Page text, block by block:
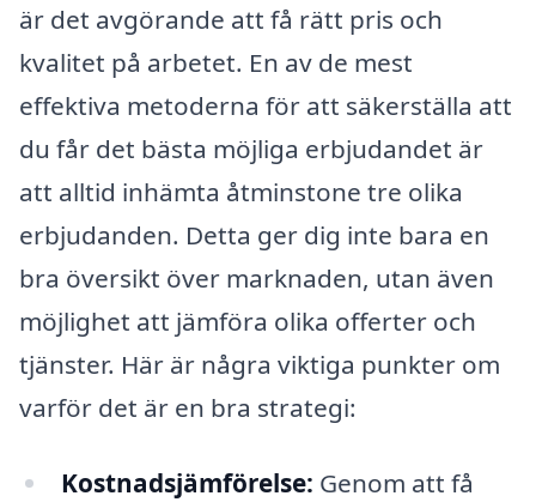
är det avgörande att få rätt pris och
kvalitet på arbetet. En av de mest
effektiva metoderna för att säkerställa att
du får det bästa möjliga erbjudandet är
att alltid in­hämta åtminstone tre olika
erbjudanden. Detta ger dig inte bara en
bra översikt över marknaden, utan även
möjlighet att jämföra olika offerter och
tjänster. Här är några viktiga punkter om
varför det är en bra strategi:
Kostnadsjämförelse: Genom att få